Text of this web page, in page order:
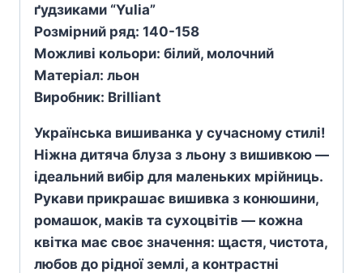
ґудзиками “Yulia”
Розмірний ряд: 140-158
Можливі кольори: білий, молочний
Матеріал: льон
Виробник: Brilliant
Українська вишиванка у сучасному стилі!
Ніжна дитяча блуза з льону з вишивкою —
ідеальний вибір для маленьких мрійниць.
Рукави прикрашає вишивка з конюшини,
ромашок, маків та сухоцвітів — кожна
квітка має своє значення: щастя, чистота,
любов до рідної землі, а контрастні